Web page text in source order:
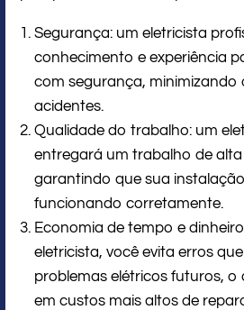
Segurança: um eletricista
conhecimento e experiência
com segurança, minimizando
acidentes.
Qualidade do trabalho: um
entregará um trabalho de alta
garantindo que sua
funcionando corretamente.
Economia de tempo e
eletricista, você evita erros
problemas elétricos futuros, o
em custos mais altos de